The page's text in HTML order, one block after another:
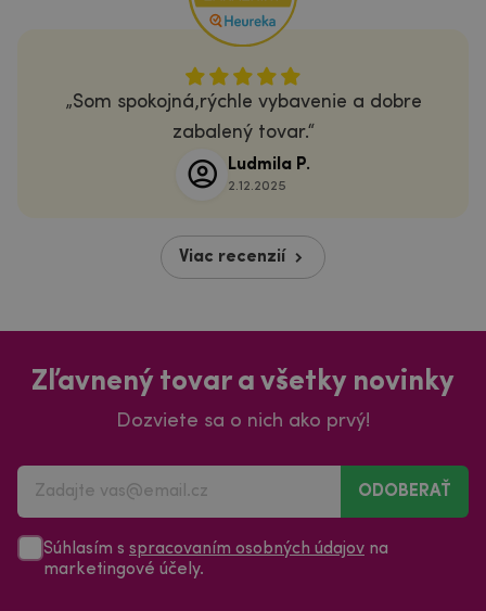
Som spokojná,rýchle vybavenie a dobre
zabalený tovar.
Ludmila P.
2.12.2025
Dozviete sa o nich ako prvý!
ODOBERAŤ
Súhlasím sspracovaním osobných údajovna
marketingové účely.